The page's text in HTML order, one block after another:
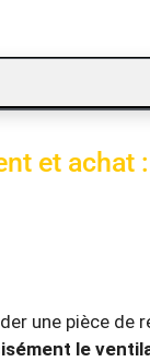
et achat
une pièce de
le